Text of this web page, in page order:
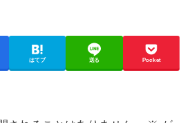
はてブ 送る Pocket